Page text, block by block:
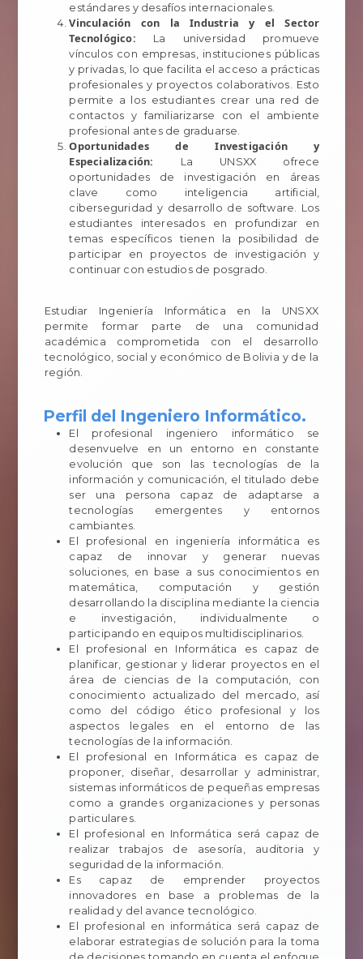
estándares y desafíos internacionales.
Vinculación con la Industria y el Sector
Tecnológico:
La universidad promueve
vínculos con empresas, instituciones públicas
y privadas, lo que facilita el acceso a prácticas
profesionales y proyectos colaborativos. Esto
permite a los estudiantes crear una red de
contactos y familiarizarse con el ambiente
profesional antes de graduarse.
Oportunidades de Investigación y
Especialización:
La UNSXX ofrece
oportunidades de investigación en áreas
clave como inteligencia artificial,
ciberseguridad y desarrollo de software. Los
estudiantes interesados en profundizar en
temas específicos tienen la posibilidad de
participar en proyectos de investigación y
continuar con estudios de posgrado.
Estudiar Ingeniería Informática en la UNSXX
permite formar parte de una comunidad
académica comprometida con el desarrollo
tecnológico, social y económico de Bolivia y de la
región.
Perfil del Ingeniero Informático.
El profesional ingeniero informático se
desenvuelve en un entorno en constante
evolución que son las tecnologías de la
información y comunicación, el titulado debe
ser una persona capaz de adaptarse a
tecnologías emergentes y entornos
cambiantes.
El profesional en ingeniería informática es
capaz de innovar y generar nuevas
soluciones, en base a sus conocimientos en
matemática, computación y gestión
desarrollando la disciplina mediante la ciencia
e investigación, individualmente o
participando en equipos multidisciplinarios.
El profesional en Informática es capaz de
planificar, gestionar y liderar proyectos en el
área de ciencias de la computación, con
conocimiento actualizado del mercado, así
como del código ético profesional y los
aspectos legales en el entorno de las
tecnologías de la información.
El profesional en Informática es capaz de
proponer, diseñar, desarrollar y administrar,
sistemas informáticos de pequeñas empresas
como a grandes organizaciones y personas
particulares.
El profesional en Informática será capaz de
realizar trabajos de asesoría, auditoria y
seguridad de la información.
Es capaz de emprender proyectos
innovadores en base a problemas de la
realidad y del avance tecnológico.
El profesional en informática será capaz de
elaborar estrategias de solución para la toma